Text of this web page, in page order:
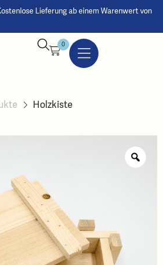
Lieferung ab einem Warenwert von
0
Holzkiste